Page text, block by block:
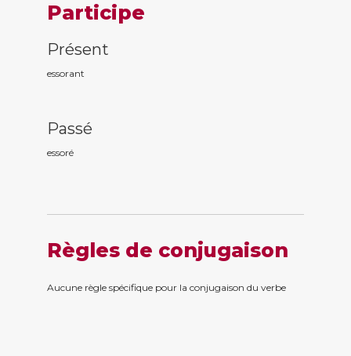
Participe
Présent
essorant
Passé
essoré
Règles de conjugaison
Aucune règle spécifique pour la conjugaison du verbe